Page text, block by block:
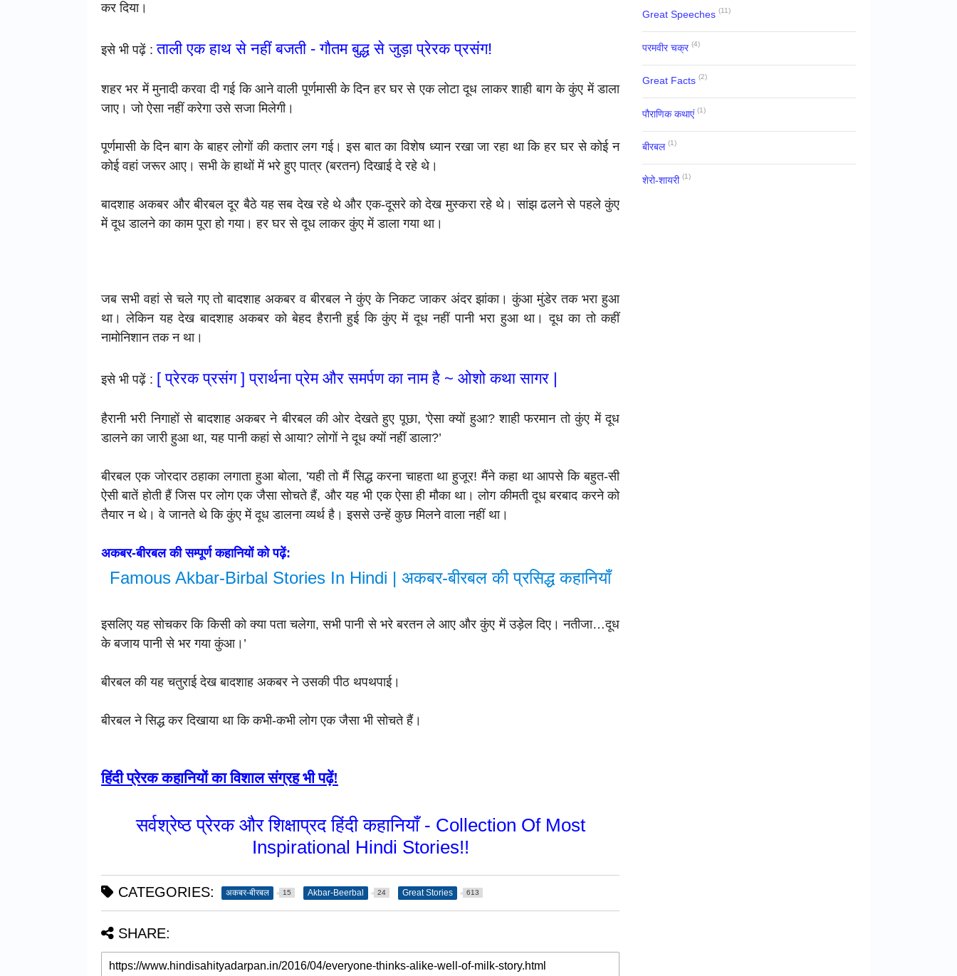
कर दिया।
इसे भी पढ़ें :ताली एक हाथ से नहीं बजती - गौतम बुद्ध से जुड़ा प्रेरक प्रसंग!
शहर भर में मुनादी करवा दी गई कि आने वाली पूर्णमासी के दिन हर घर से एक लोटा दूध लाकर शाही बाग के कुंए में डाला
जाए। जो ऐसा नहीं करेगा उसे सजा मिलेगी।
पूर्णमासी के दिन बाग के बाहर लोगों की कतार लग गई। इस बात का विशेष ध्यान रखा जा रहा था कि हर घर से कोई न
कोई वहां जरूर आए। सभी के हाथों में भरे हुए पात्र (बरतन) दिखाई दे रहे थे।
बादशाह अकबर और बीरबल दूर बैठे यह सब देख रहे थे और एक-दूसरे को देख मुस्करा रहे थे। सांझ ढलने से पहले कुंए
में दूध डालने का काम पूरा हो गया। हर घर से दूध लाकर कुंए में डाला गया था।
जब सभी वहां से चले गए तो बादशाह अकबर व बीरबल ने कुंए के निकट जाकर अंदर झांका। कुंआ मुंडेर तक भरा हुआ
था। लेकिन यह देख बादशाह अकबर को बेहद हैरानी हुई कि कुंए में दूध नहीं पानी भरा हुआ था। दूध का तो कहीं
नामोनिशान तक न था।
इसे भी पढ़ें : [ प्रेरक प्रसंग ] प्रार्थना प्रेम और समर्पण का नाम है ~ ओशो कथा सागर |
हैरानी भरी निगाहों से बादशाह अकबर ने बीरबल की ओर देखते हुए पूछा, 'ऐसा क्यों हुआ? शाही फरमान तो कुंए में दूध
डालने का जारी हुआ था, यह पानी कहां से आया? लोगों ने दूध क्यों नहीं डाला?’
बीरबल एक जोरदार ठहाका लगाता हुआ बोला, 'यही तो मैं सिद्ध करना चाहता था हुजूर! मैंने कहा था आपसे कि बहुत-सी
ऐसी बातें होती हैं जिस पर लोग एक जैसा सोचते हैं, और यह भी एक ऐसा ही मौका था। लोग कीमती दूध बरबाद करने को
तैयार न थे। वे जानते थे कि कुंए में दूध डालना व्यर्थ है। इससे उन्हें कुछ मिलने वाला नहीं था।
अकबर-बीरबल की सम्पूर्ण कहानियों को पढ़ें:
Famous Akbar-Birbal Stories In Hindi | अकबर-बीरबल की प्रसिद्ध कहानियाँ
इसलिए यह सोचकर कि किसी को क्या पता चलेगा, सभी पानी से भरे बरतन ले आए और कुंए में उड़ेल दिए। नतीजा…दूध
के बजाय पानी से भर गया कुंआ।’
बीरबल की यह चतुराई देख बादशाह अकबर ने उसकी पीठ थपथपाई।
बीरबल ने सिद्ध कर दिखाया था कि कभी-कभी लोग एक जैसा भी सोचते हैं।
हिंदी प्रेरक कहानियों का विशाल संग्रह भी पढ़ें!
सर्वश्रेष्ठ प्रेरक और शिक्षाप्रद हिंदी कहानियाँ - Collection Of Most
Inspirational Hindi Stories!!
CATEGORIES: अकबर-बीरबल 15 Akbar-Beerbal 24 Great Stories 613
SHARE:
Great Speeches (11)
परमवीर चक्र (4)
Great Facts (2)
पौराणिक कथाएं (1)
बीरबल (1)
शेरो-शायरी (1)